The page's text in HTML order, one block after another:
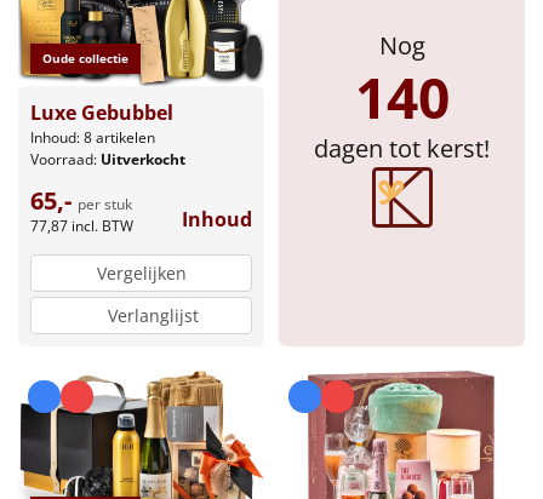
Kerstgeschenken 2026
Relatiegeschenken
Cadeaubon
Per stuk
Alle overige
Oude collectie
Luxe Gebubbel
Inhoud: 8 artikelen
Voorraad: Uitverkocht
65,- per stuk
77,87 incl. BTW Inhoud
Vergelijken
Verlanglijst
Nog
140
dagen tot kerst!